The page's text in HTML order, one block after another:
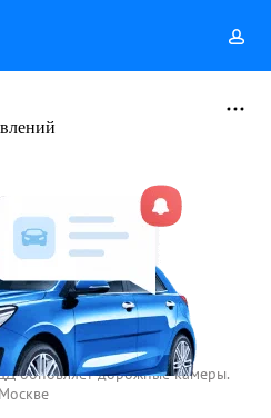
обновляет дорожные камеры.